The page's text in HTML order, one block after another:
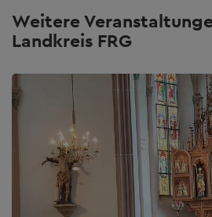
Weitere
Landkreis FRG